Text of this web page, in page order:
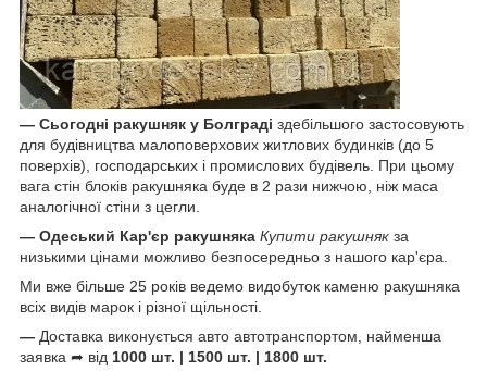
— Сьогодні ракушняк у Болграді здебільшого застосовують
для будівництва малоповерхових житлових будинків (до 5
поверхів), господарських і промислових будівель. При цьому
вага стін блоків ракушняка буде в 2 рази нижчою, ніж маса
аналогічної стіни з цегли.
— Одеський Кар'єр ракушняка Купити ракушняк за
низькими цінами можливо безпосередньо з нашого кар'єра.
Ми вже більше 25 років ведемо видобуток каменю ракушняка
всіх видів марок і різної щільності.
— Доставка виконується авто автотранспортом, найменша
заявка ➦ від 1000 шт. | 1500 шт. | 1800 шт.